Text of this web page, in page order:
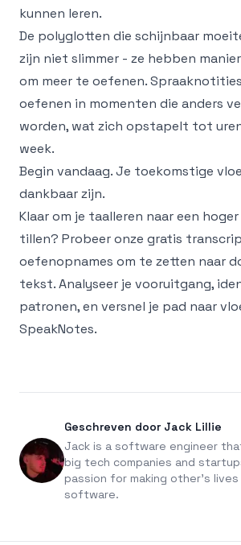
kunnen leren.
De polyglotten die schijnbaar
zijn niet slimmer - ze hebben
om meer te oefenen.
oefenen in momenten die anders
worden, wat zich opstapelt tot
week.
Begin vandaag. Je toekomstige
dankbaar zijn.
Klaar om je taalleren naar een
tillen? Probeer onze gratis
oefenopnames om te zetten naar
tekst. Analyseer je vooruitgang,
patronen, en versnel je pad naar
SpeakNotes.
Geschreven door Jack Lillie
Jack is a software engineer
big tech companies and
passion for making other's lives
software.